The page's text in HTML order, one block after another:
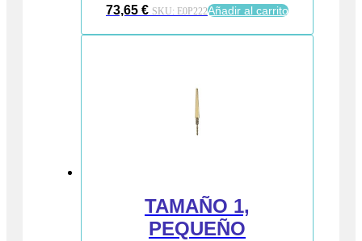
73,65 € SKU: E0P222Añadir al carrito
TAMAÑO 1,
PEQUEÑO